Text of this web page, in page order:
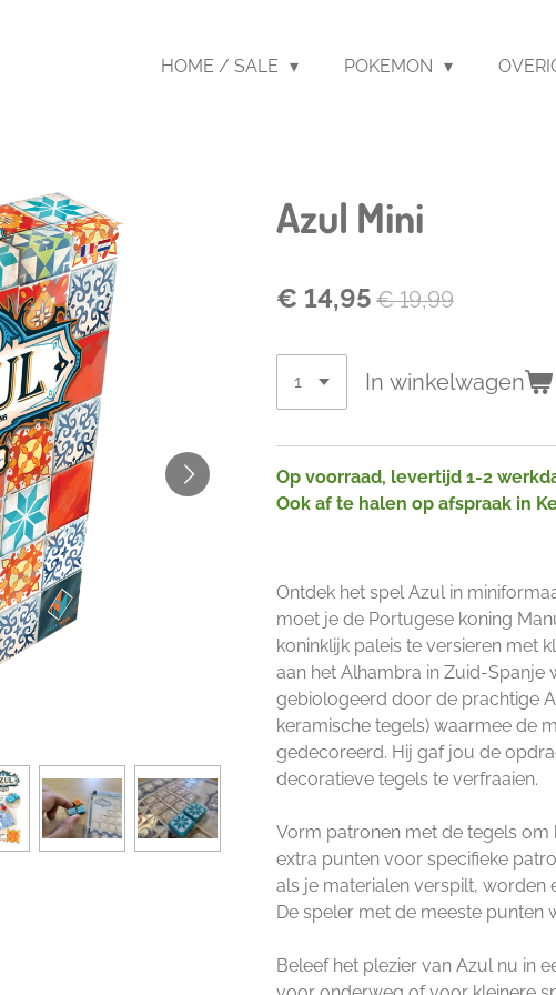
HOME / SALE POKEMON
Azul Mini
€ 14,95 € 19,99
In winkelwagen
Op voorraad, levertijd 1-2
Ook af te halen op afspraak in
Ontdek het spel Azul in
moet je de Portugese koning
koninklijk paleis te versieren met
aan het Alhambra in Zuid-Spanje
gebiologeerd door de prachtige
keramische tegels) waarmee de
gedecoreerd. Hij gaf jou de
decoratieve tegels te verfraaien.
Vorm patronen met de tegels om
extra punten voor specifieke
als je materialen verspilt, worden
De speler met de meeste punten
Beleef het plezier van Azul nu in